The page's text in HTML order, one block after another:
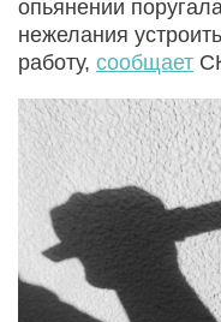
опьянении
нежелания
работу, сообщает